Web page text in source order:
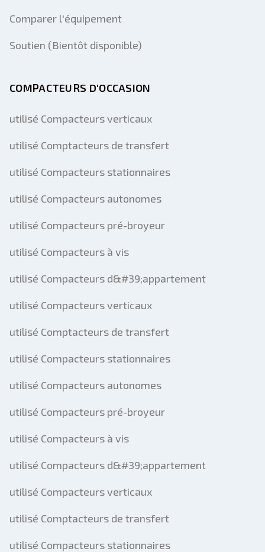
Comparer l'équipement
Soutien (Bientôt disponible)
COMPACTEURS D'OCCASION
utilisé Compacteurs verticaux
utilisé Comptacteurs de transfert
utilisé Compacteurs stationnaires
utilisé Compacteurs autonomes
utilisé Compacteurs pré-broyeur
utilisé Compacteurs à vis
utilisé Compacteurs d&#39;appartement
utilisé Compacteurs verticaux
utilisé Comptacteurs de transfert
utilisé Compacteurs stationnaires
utilisé Compacteurs autonomes
utilisé Compacteurs pré-broyeur
utilisé Compacteurs à vis
utilisé Compacteurs d&#39;appartement
utilisé Compacteurs verticaux
utilisé Comptacteurs de transfert
utilisé Compacteurs stationnaires